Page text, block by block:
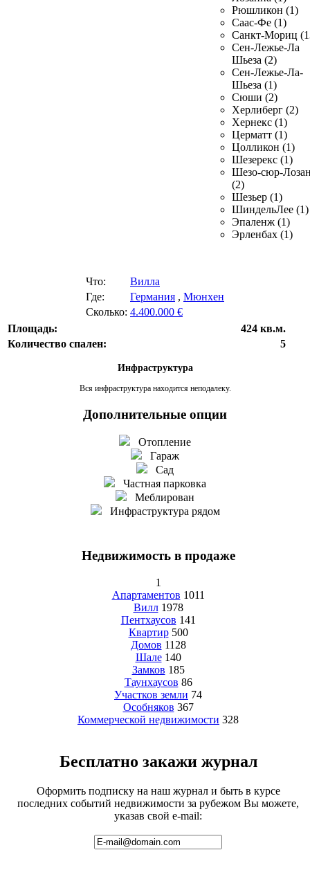
Рюшликон (1)
Саас-Фе (1)
Санкт-Мориц
Сен-Лежье-Ла
Шьеза (2)
Сен-Лежье-Ла-
Шьеза (1)
Сюши (2)
Херлиберг (2)
Хернекс (1)
Церматт (1)
Цолликон (1)
Шезерекс (1)
Шезо-сюр-
(2)
Шезьер (1)
ШиндельЛее (1)
Эпаленж (1)
Эрленбах (1)
Что:
Вилла
Где:
Германия , Мюнхен
Сколько: 4.400.000 €
Площадь:
424 кв.м.
Количество спален:
5
Инфраструктура
Вся инфраструктура находится неподалеку.
Дополнительные опции
Отопление
Гараж
Сад
Частная парковка
Меблирован
Инфраструктура рядом
Недвижимость в продаже
1
Апартаментов 1011
Вилл 1978
Пентхаусов 141
Квартир 500
Домов 1128
Шале 140
Замков 185
Таунхаусов 86
Участков земли 74
Особняков 367
Коммерческой недвижимости 328
Бесплатно закажи журнал
Оформить подписку на наш журнал и быть в курсе
последних событий недвижимости за рубежом Вы можете,
указав свой e-mail: